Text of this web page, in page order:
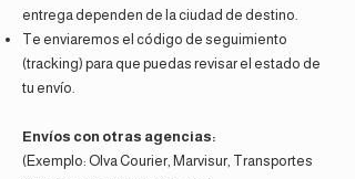
entrega dependen de la ciudad de destino.
Te enviaremos el código de seguimiento
(tracking) para que puedas revisar el estado de
tu envío.
Envíos con otras agencias:
(Exemplo: Olva Courier, Marvisur, Transportes